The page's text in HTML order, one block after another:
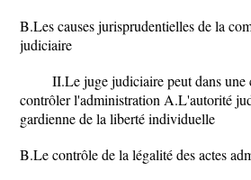
B.Les causes jurisprudentielles de la
judiciaire
II.Le juge judiciaire peut dans une
contrôler l'administration A.L'autorité
gardienne de la liberté individuelle
B.Le contrôle de la légalité des actes